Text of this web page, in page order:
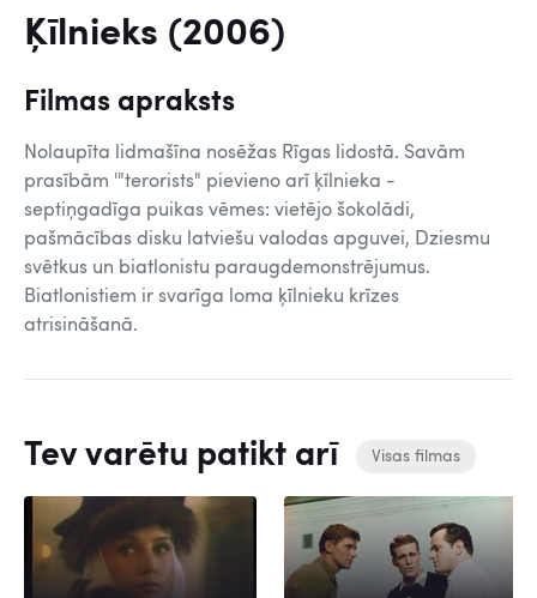
Ķīlnieks (2006)
Filmas apraksts
Nolaupīta lidmašīna nosēžas Rīgas lidostā. Savām
prasībām '"terorists" pievieno arī ķīlnieka -
septiņgadīga puikas vēmes: vietējo šokolādi,
pašmācības disku latviešu valodas apguvei, Dziesmu
svētkus un biatlonistu paraugdemonstrējumus.
Biatlonistiem ir svarīga loma ķīlnieku krīzes
atrisināšanā.
Tev varētu patikt arī Visas filmas